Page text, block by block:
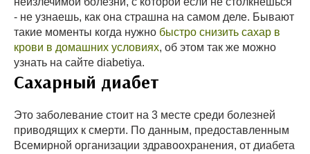
- не узнаешь, как она страшна на самом деле. Бывают
такие моменты когда нужно быстро снизить сахар в
крови в домашних условиях, об этом так же можно
узнать на сайте diabetiya.
Сахарный диабет
Это заболевание стоит на 3 месте среди болезней
приводящих к смерти. По данным, предоставленным
Всемирной организации здравоохранения, от диабета